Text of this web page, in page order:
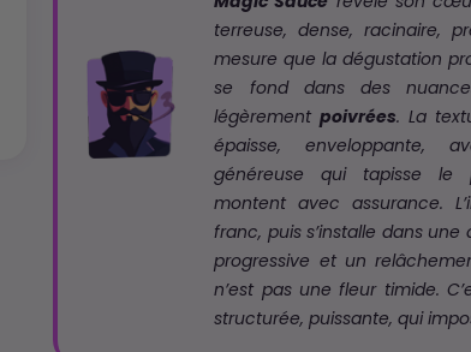
terreuse, dense, racinaire,
mesure que la dégustation
se fond dans des
légèrementpoivrées. La
épaisse, enveloppante,
généreuse qui tapisse le
montent avec assurance.
franc, puis s’installe dans
progressive et un
n’est pas une fleur timide.
structurée, puissante, qui